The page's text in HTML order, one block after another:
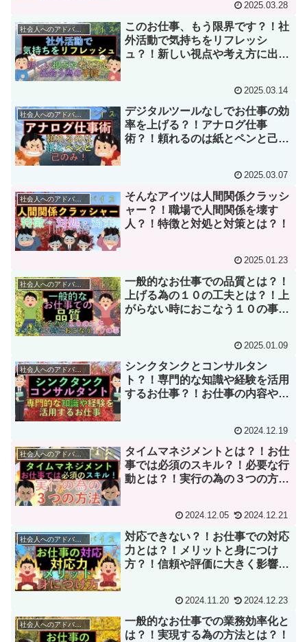
2025.03.28
社会人へのアドバイス
このお仕事、もう限界です？！社
外活動で気持ちをリフレッシ
ュ？！新しい視点や考え方に出会
2025.03.14
社会人へのアドバイス
デジタルツールなしでお仕事の効
率を上げる？！アナログ仕事
術？！頼れるのは紙とペンと己の
2025.03.07
社会人へのアドバイス
そんなアイツは人間関係クラッシ
ャー？！職場で人間関係を壊す
人？！特徴と対処と対策とは？！
2025.01.23
社会人へのアドバイス
一般的なお仕事での品質とは？！
上げる為の１０の工夫とは？！上
がらない時におこなう１０の事と
2025.01.09
社会人へのアドバイス
シンクタンクとコンサルタン
ト？！専門的な知識や経験を活用
するお仕事？！お仕事の内容や役
2024.12.19
社会人へのアドバイス
タイムマネジメントとは？！お仕
事では必須のスキル？！必要な行
動とは？！実行の為の３つの方法
2024.12.05 2024.12.21
社会人へのアドバイス
対応できない？！お仕事での対応
力とは？！メリットと身につけ
方？！信頼や評価に大きく影響し
2024.11.20 2024.12.23
社会人へのアドバイス
一般的なお仕事での業務効率化と
は？！実現する為の方法とは？！